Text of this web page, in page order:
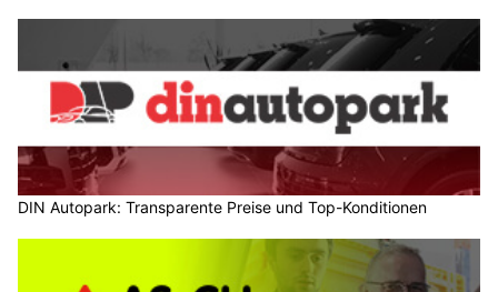
DIN Autopark: Transparente Preise und Top-Konditionen